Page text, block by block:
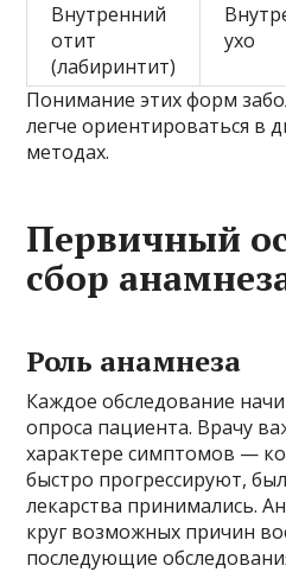
Внутренний
отит
(лабиринтит)
ухо
Понимание этих форм
легче ориентироваться в
методах.
Первичный
сбор
Роль анамнеза
Каждое обследование
опроса пациента. Врачу
характере симптомов —
быстро прогрессируют,
лекарства принимались.
круг возможных причин
последующие